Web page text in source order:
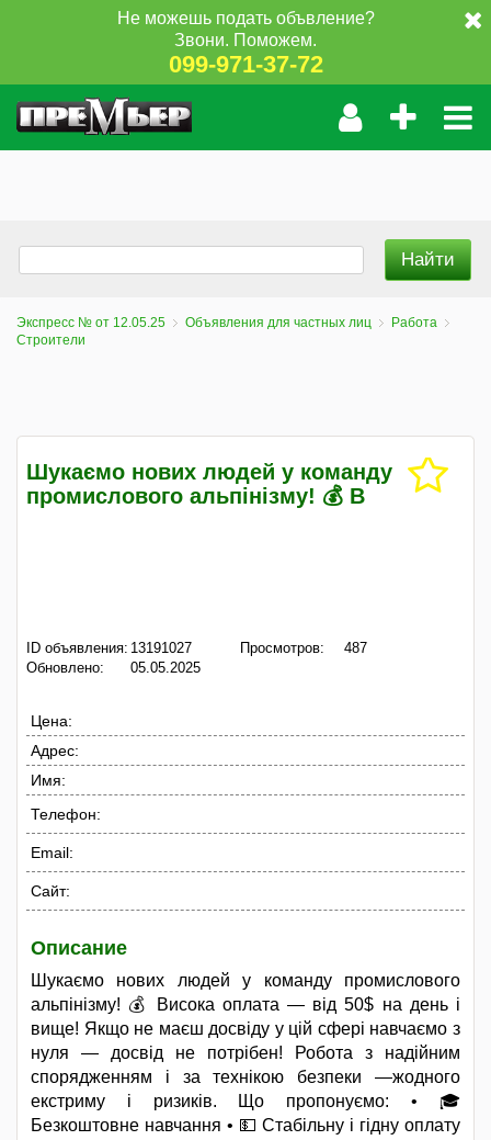
Не можешь подать объвление?
Звони. Поможем.
099-971-37-72
Экспресс № от 12.05.25 Объявления для частных лиц
Работа
Строители
Шукаємо нових людей у команду
промислового альпінізму! 💰 В
ID объявления: 13191027
Обновлено:
05.05.2025
Просмотров: 487
Цена:
Адрес:
Имя:
Телефон:
Email:
Сайт:
Описание
Шукаємо нових людей у команду промислового
альпінізму! 💰 Висока оплата — від 50$ на день і
вище! Якщо не маєш досвіду у цій сфері навчаємо з
нуля — досвід не потрібен! Робота з надійним
спорядженням і за технікою безпеки —жодного
екстриму і ризиків. Що пропонуємо: • 🎓
Безкоштовне навчання • 💵 Стабільну і гідну оплату